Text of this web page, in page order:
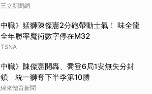
三立新聞網
中職》猛獅陳傑憲2分砲帶動士氣！ 味全龍
全年勝率魔術數字停在M32
TSNA
中職》陳傑憲開轟、喬登6局1安無失分封
鎖 統一獅奪下半季第10勝
緯來體育新聞